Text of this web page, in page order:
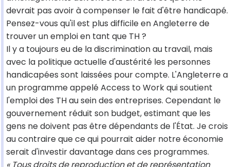
devrait pas avoir à compenser le fait d'être handicapé.
Pensez-vous qu'il est plus difficile en Angleterre de
trouver un emploi en tant que TH ?
Il y a toujours eu de la discrimination au travail, mais
avec la politique actuelle d'austérité les personnes
handicapées sont laissées pour compte. L'Angleterre a
un programme appelé Access to Work qui soutient
l'emploi des TH au sein des entreprises. Cependant le
gouvernement réduit son budget, estimant que les
gens ne doivent pas être dépendants de l'État. Je crois
au contraire que ce qui pourrait aider notre économie
serait d'investir davantage dans ces programmes.